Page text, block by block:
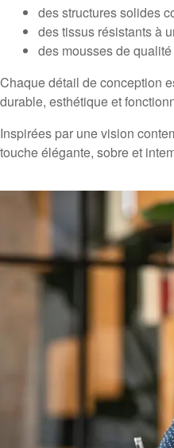
des structures solides
des tissus résistants à
des mousses de
Chaque détail de conception
durable, esthétique et
Inspirées par une vision
touche élégante, sobre et